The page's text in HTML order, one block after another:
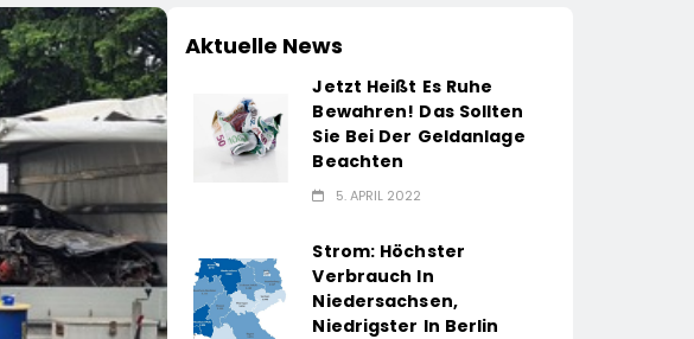
Aktuelle News
Jetzt Heißt Es Ruhe
Bewahren! Das Sollten
Sie Bei Der Geldanlage
Beachten
5. APRIL 2022
Strom: Höchster
Verbrauch In
Niedersachsen,
Niedrigster In Berlin